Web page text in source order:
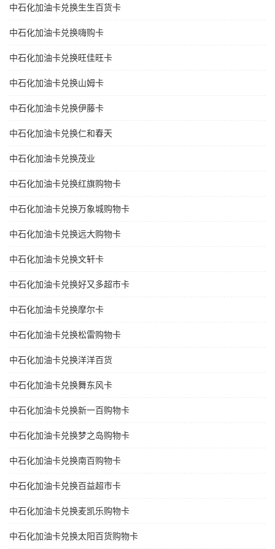
中石化加油卡兑换生生百货卡
中石化加油卡兑换嗨购卡
中石化加油卡兑换旺佳旺卡
中石化加油卡兑换山姆卡
中石化加油卡兑换伊藤卡
中石化加油卡兑换仁和春天
中石化加油卡兑换茂业
中石化加油卡兑换红旗购物卡
中石化加油卡兑换万象城购物卡
中石化加油卡兑换远大购物卡
中石化加油卡兑换文轩卡
中石化加油卡兑换好又多超市卡
中石化加油卡兑换摩尔卡
中石化加油卡兑换松雷购物卡
中石化加油卡兑换洋洋百货
中石化加油卡兑换舞东风卡
中石化加油卡兑换新一百购物卡
中石化加油卡兑换梦之岛购物卡
中石化加油卡兑换南百购物卡
中石化加油卡兑换百益超市卡
中石化加油卡兑换麦凯乐购物卡
中石化加油卡兑换太阳百货购物卡